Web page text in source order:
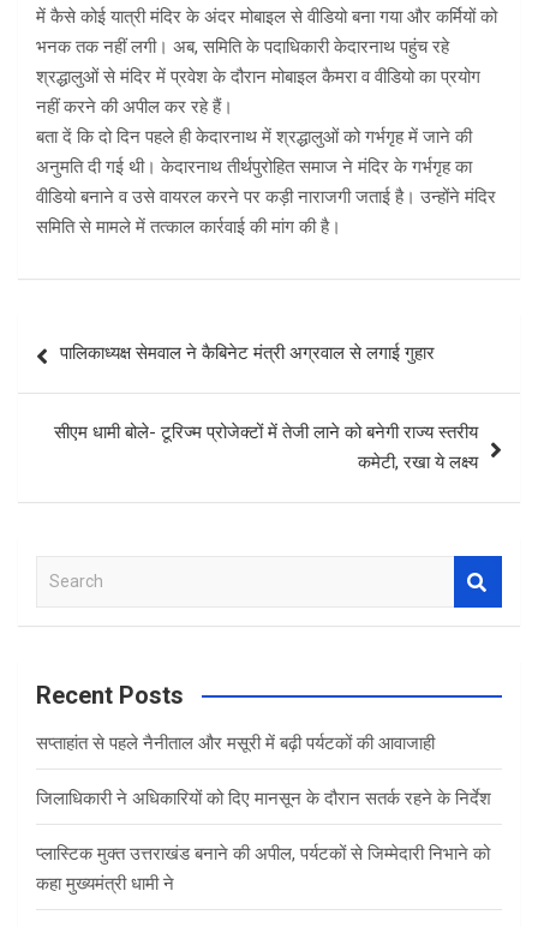
में कैसे कोई यात्री मंदिर के अंदर मोबाइल से वीडियो बना गया और कर्मियों को
भनक तक नहीं लगी। अब, समिति के पदाधिकारी केदारनाथ पहुंच रहे
श्रद्धालुओं से मंदिर में प्रवेश के दौरान मोबाइल कैमरा व वीडियो का प्रयोग
नहीं करने की अपील कर रहे हैं।
बता दें कि दो दिन पहले ही केदारनाथ में श्रद्धालुओं को गर्भगृह में जाने की
अनुमति दी गई थी। केदारनाथ तीर्थपुरोहित समाज ने मंदिर के गर्भगृह का
वीडियो बनाने व उसे वायरल करने पर कड़ी नाराजगी जताई है। उन्होंने मंदिर
समिति से मामले में तत्काल कार्रवाई की मांग की है।
navigation
पालिकाध्यक्ष सेमवाल ने कैबिनेट मंत्री अग्रवाल से लगाई गुहार
सीएम धामी बोले- टूरिज्म प्रोजेक्टों में तेजी लाने को बनेगी राज्य स्तरीय
कमेटी, रखा ये लक्ष्य
a
c
Recent Posts
सप्ताहांत से पहले नैनीताल और मसूरी में बढ़ी पर्यटकों की आवाजाही
जिलाधिकारी ने अधिकारियों को दिए मानसून के दौरान सतर्क रहने के निर्देश
प्लास्टिक मुक्त उत्तराखंड बनाने की अपील, पर्यटकों से जिम्मेदारी निभाने को
कहा मुख्यमंत्री धामी ने